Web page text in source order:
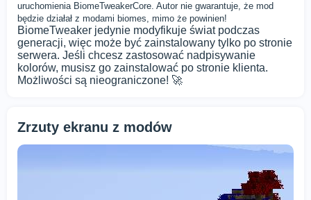
uruchomienia BiomeTweakerCore. Autor nie gwarantuje, że mod
będzie działał z modami biomes, mimo że powinien!
BiomeTweaker jedynie modyfikuje świat podczas
generacji, więc może być zainstalowany tylko po stronie
serwera. Jeśli chcesz zastosować nadpisywanie
kolorów, musisz go zainstalować po stronie klienta.
Możliwości są nieograniczone! 🚀
Zrzuty ekranu z modów